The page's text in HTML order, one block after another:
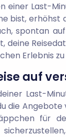
einer Last-
bist, erhöhst
spontan
deine
Erlebnis
auf
Last-
die
für